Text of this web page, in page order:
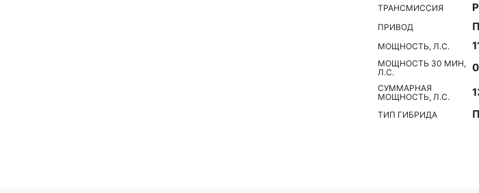
ТРАНСМИССИЯ
ПРИВОД
МОЩНОСТЬ, Л.С.
МОЩНОСТЬ 30 МИН,
Л.С.
0
СУММАРНАЯ
МОЩНОСТЬ, Л.С.
ТИП ГИБРИДА